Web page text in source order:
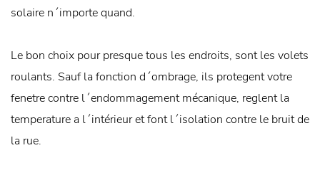
solaire n´importe quand.
Le bon choix pour presque tous les endroits, sont les volets
roulants. Sauf la fonction d´ombrage, ils protegent votre
fenetre contre l´endommagement mécanique, reglent la
temperature a l´intérieur et font l´isolation contre le bruit de
la rue.